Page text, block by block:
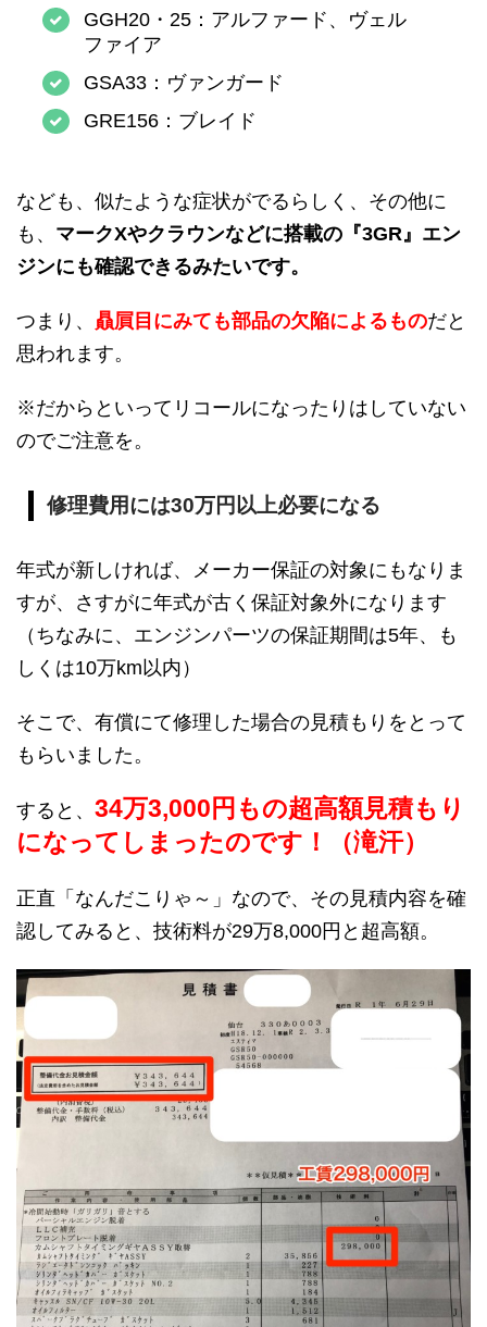
GGH20・25：アルファード、ヴェル
ファイア
GSA33：ヴァンガード
GRE156：ブレイド
なども、似たような症状がでるらしく、その他に
も、 マークXやクラウンなどに搭載の『3GR』エン
ジンにも確認できるみたいです。
つまり、 贔屓目にみても部品の欠陥によるものだと
思われます。
※だからといってリコールになったりはしていない
のでご注意を。
修理費用には30万円以上必要になる
年式が新しければ、メーカー保証の対象にもなりま
すが、さすがに年式が古く保証対象外になります
（ちなみに、エンジンパーツの保証期間は5年、も
しくは10万km以内）
そこで、有償にて修理した場合の見積もりをとって
もらいました。
すると、 34万3,000円もの超高額見積もり
になってしまったのです！（滝汗）
正直「なんだこりゃ～」なので、その見積内容を確
認してみると、技術料が29万8,000円と超高額。